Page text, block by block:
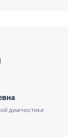
диагностики